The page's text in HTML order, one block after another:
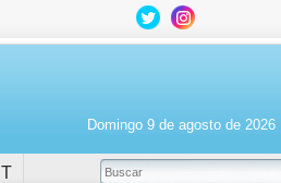
Domingo 9 de agosto de 2026 |
BUSCAR